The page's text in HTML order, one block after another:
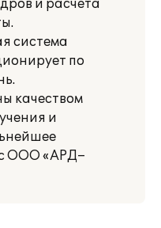
и расчета
система
по
качеством
и
ООО «АРД–